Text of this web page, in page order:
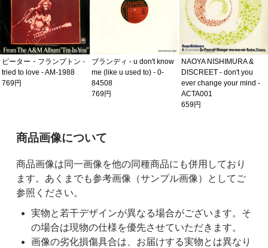
ピーター・フランプトン -
tried to love - AM-1988
769円
ブランディ - u don't know
me (like u used to) - 0-
84508
769円
NAOYA NISHIMURA &
DISCREET - don't you
ever change your mind -
ACTA001
659円
ご購入前の注意事項
商品画像について
商品画像は同一画像を他の同種商品にも併用しており
ます。あくまでも参考画像（サンプル画像）としてご
参照ください。
実物と若干デザインが異なる場合がございます。そ
の場合は現物の仕様を優先させていただきます。
画像の劣化損傷具合は、お届けする実物とは異なり